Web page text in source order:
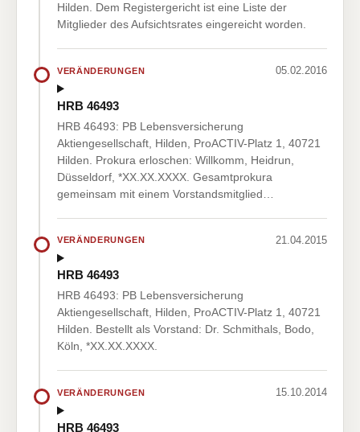
Hilden. Dem Registergericht ist eine Liste der
Mitglieder des Aufsichtsrates eingereicht worden.
VERÄNDERUNGEN 05.02.2016
HRB 46493
HRB 46493: PB Lebensversicherung
Aktiengesellschaft, Hilden, ProACTIV-Platz 1, 40721
Hilden. Prokura erloschen: Willkomm, Heidrun,
Düsseldorf, *XX.XX.XXXX. Gesamtprokura
gemeinsam mit einem Vorstandsmitglied…
VERÄNDERUNGEN 21.04.2015
HRB 46493
HRB 46493: PB Lebensversicherung
Aktiengesellschaft, Hilden, ProACTIV-Platz 1, 40721
Hilden. Bestellt als Vorstand: Dr. Schmithals, Bodo,
Köln, *XX.XX.XXXX.
VERÄNDERUNGEN 15.10.2014
HRB 46493